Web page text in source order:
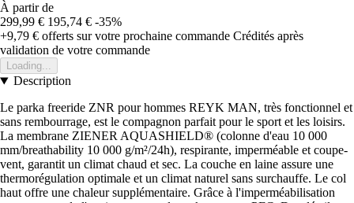
À partir de
299,99 € 195,74 € -35%
+9,79 € offerts sur votre prochaine commande Crédités après
validation de votre commande
Loading...
Description
Le parka freeride ZNR pour hommes REYK MAN, très fonctionnel et
sans rembourrage, est le compagnon parfait pour le sport et les loisirs.
La membrane ZIENER AQUASHIELD® (colonne d'eau 10 000
mm/breathability 10 000 g/m²/24h), respirante, imperméable et coupe-
vent, garantit un climat chaud et sec. La couche en laine assure une
thermorégulation optimale et un climat naturel sans surchauffe. Le col
haut offre une chaleur supplémentaire. Grâce à l'imperméabilisation